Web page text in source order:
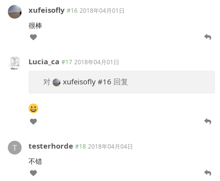
xufeisofly #16 2018年04月01日
很棒
Lucia_ca #17 2018年04月01日
对 xufeisofly #16 回复
testerhorde #18 2018年04月04日
不错